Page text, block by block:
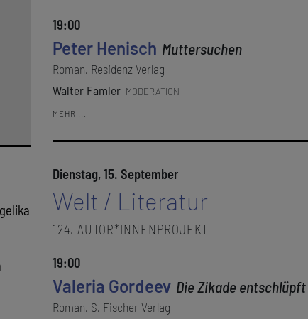
19:00
Peter Henisch Muttersuchen
Roman. Residenz Verlag
Walter Famler MODERATION
MEHR ...
Dienstag, 15. September
Welt / Literatur
124. AUTOR*INNENPROJEKT
19:00
Valeria Gordeev Die Zikade
Roman. S. Fischer Verlag